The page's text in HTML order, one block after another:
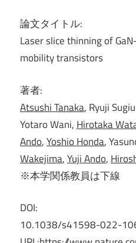
論文タイトル:
Laser slice thinning of
mobility transistors
著者:
Atsushi Tanaka, Ryuji
Yotaro Wani, Hirotaka
Ando,Yoshio Honda,
Wakejima,Yuji Ando,
※本学関係教員は下線
DOI:
10.1038/s41598-022-